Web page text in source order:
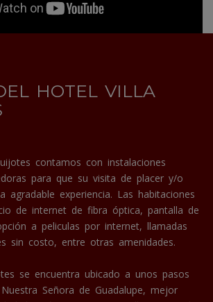
HOTEL VILLA
contamos con instalaciones
para que su visita de placer y/o
agradable experiencia. Las habitaciones
de internet de fibra óptica, pantalla de
a peliculas por internet, llamadas
sin costo, entre otras amenidades.
se encuentra ubicado a unos pasos
Señora de Guadalupe, mejor